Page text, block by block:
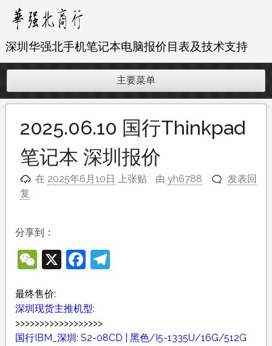
内深圳华强北手机笔记本电脑报价目表及技术支持
主要菜单
2025.06.10 国行Thinkpad
笔记本 深圳报价
在 2025年6月10日 上张贴 由yh6788
发表回
复
分享到：
WeChat
X Facebook
Telegram
最终售价:
深圳现货主推机型:
>>>>>>>>>>>>>>>>>>
国行IBM_深圳: S2-08CD | 黑色/I5-1335U/16G/512G